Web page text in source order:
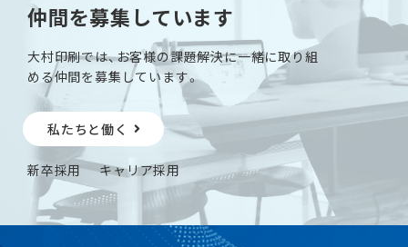
仲間を募集しています
大村印刷では、お客様の課題解決に一緒に取り組
める仲間を募集しています。
私たちと働く
新卒採用 キャリア採用